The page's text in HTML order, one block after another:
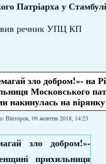
Патріарха у
речник УПЦ КП
зло добром!»- на
Московського
накинулась на
Вівторок, 09 жовтня 2018, 14:23